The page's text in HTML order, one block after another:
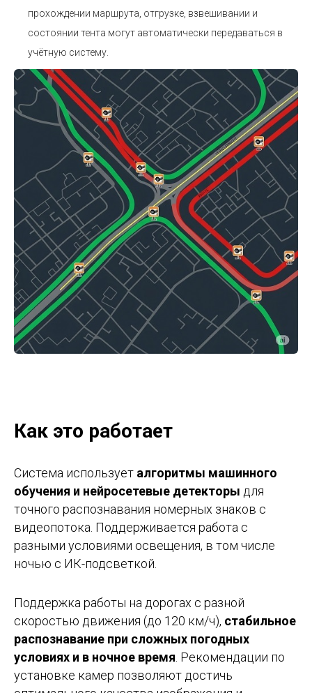
прохождении маршрута, отгрузке, взвешивании и
состоянии тента могут автоматически передаваться в
учётную систему.
Как это работает
Система использует алгоритмы машинного
обучения и нейросетевые детекторы для
точного распознавания номерных знаков с
видеопотока. Поддерживается работа с
разными условиями освещения, в том числе
ночью с ИК-подсветкой.
Поддержка работы на дорогах с разной
скоростью движения (до 120 км/ч), стабильное
распознавание при сложных погодных
условиях и в ночное время . Рекомендации по
установке камер позволяют достичь